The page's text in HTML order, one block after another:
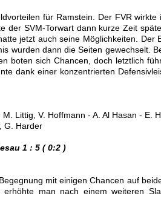
für Ramstein. Der FVR
der SVM-Torwart dann kurze Zeit
jetzt auch seine Möglichkeiten.
wurden dann die Seiten gewechselt.
boten sich Chancen, doch letztlich
dank einer konzentrierten
Littig, V. Hoffmann - A. Al Hasan - E.
G. Harder
1 : 5 ( 0:2 )
mit einigen Chancen auf
man nach einem weiteren